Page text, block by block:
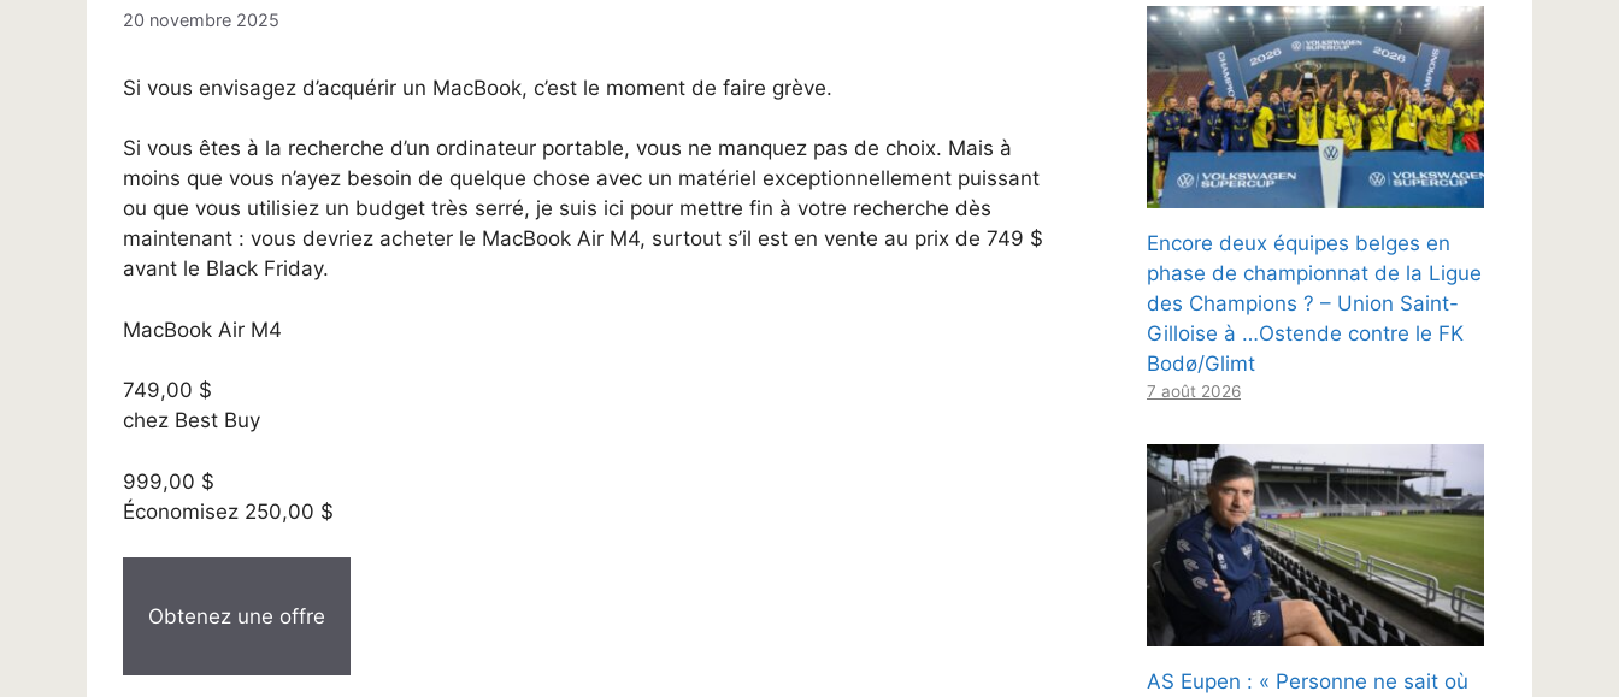
20 novembre 2025
Si vous envisagez d’acquérir un MacBook, c’est le moment de faire grève.
Si vous êtes à la recherche d’un ordinateur portable, vous ne manquez pas de choix. Mais à
moins que vous n’ayez besoin de quelque chose avec un matériel exceptionnellement puissant
ou que vous utilisiez un budget très serré, je suis ici pour mettre fin à votre recherche dès
maintenant : vous devriez acheter le MacBook Air M4, surtout s’il est en vente au prix de 749 $
avant le Black Friday.
MacBook Air M4
749,00 $
chez Best Buy
999,00 $
Économisez 250,00 $
Obtenez une offre
Encore deux équipes belges en
phase de championnat de la Ligue
des Champions ? – Union Saint-
Gilloise à …Ostende contre le FK
Bodø/Glimt
7 août 2026
AS Eupen : « Personne ne sait où